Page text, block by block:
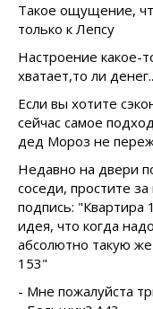
Такое ощущение,
только к Лепсу
Настроение какое-
хватает,то ли
Если вы хотите
сейчас самое
дед Мороз не
Недавно на двери
соседи, простите
подпись: "Квартира
идея, что когда
абсолютно такую же
153"
- Мне пожалуйста